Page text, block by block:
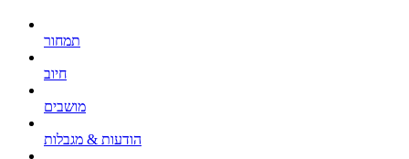
תמחור
חיוב
מושבים
הודעות & מגבלות